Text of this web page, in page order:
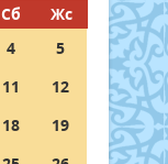
Сб
Жс
4
5
11
12
18
19